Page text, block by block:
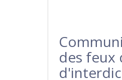
des feux